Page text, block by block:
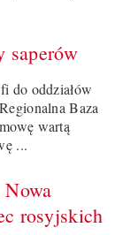
saperów
do oddziałów
Baza
wartą
...
Nowa
rosyjskich